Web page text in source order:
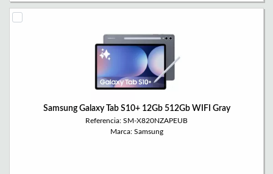
Samsung Galaxy Tab S10+ 12Gb 512Gb WIFI Gray
Referencia: SM-X820NZAPEUB
Marca: Samsung